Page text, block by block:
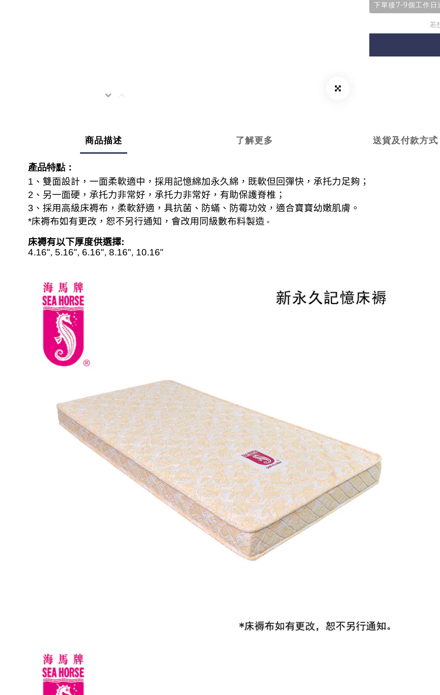
下單後7-9個工作日
若
商品描述 了解更多 送貨及付款方式
產品特點：
1 、雙面設計，一面柔軟適中，採用記憶綿加永久綿，既軟但回彈快，承托力足夠；
2 、另一面硬，承托力非常好，承托力非常好，有助保護脊椎；
3 、採用高級床褥布，柔軟舒適，具抗菌、防蟎、防霉功效，適合寶寶幼嫩肌膚。
*床褥布如有更改，恕不另行通知，會改用同級數布料製造 。
床褥有以下厚度供選擇:
4.16", 5.16", 6.16", 8.16", 10.16"